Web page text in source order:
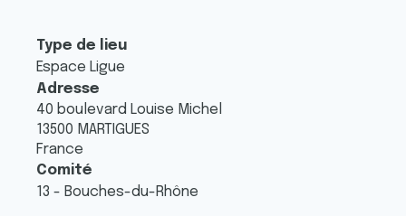
Type de lieu
Espace Ligue
Adresse
40 boulevard Louise Michel
13500 MARTIGUES
France
Comité
13 - Bouches-du-Rhône